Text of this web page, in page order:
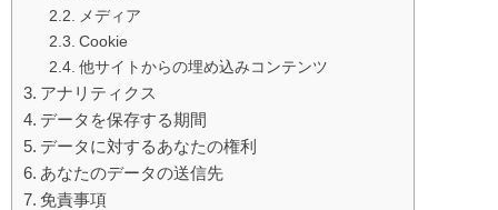
メディア
Cookie
他サイトからの埋め込みコンテンツ
アナリティクス
データを保存する期間
データに対するあなたの権利
あなたのデータの送信先
免責事項